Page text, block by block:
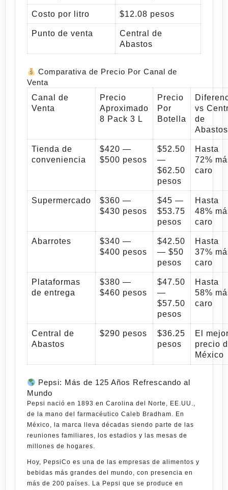
Costo por litro $12.08 pesos
Punto de venta
Central de
Abastos
Comparativa de Precio Por Canal de
Venta
Canal de
Venta
Precio
Aproximado
8 Pack 3 L
Precio
Por
Botella
vs
de
Abastos
Tienda de
conveniencia
$420 —
$500 pesos
$52.50
—
$62.50
pesos
Hasta
72%
caro
Supermercado
$360 —
$430 pesos
$45 —
$53.75
pesos
Hasta
48%
caro
Abarrotes
$340 —
$400 pesos
$42.50
— $50
pesos
Hasta
37%
caro
Plataformas
de entrega
$380 —
$460 pesos
$47.50
—
$57.50
pesos
Hasta
58%
caro
Central de
Abastos
$290 pesos
$36.25
pesos
El
precio
México
Pepsi: Más de 125 Años Refrescando al
Mundo
Pepsi nació en 1893 en Carolina del Norte, EE.UU.,
de la mano del farmacéutico Caleb Bradham. En
México, la marca lleva décadas siendo parte de las
reuniones familiares, los estadios y las mesas de
millones de hogares.
Hoy, PepsiCo es una de las empresas de alimentos y
bebidas más grandes del mundo, con presencia en
más de 200 países. La Pepsi que se produce en